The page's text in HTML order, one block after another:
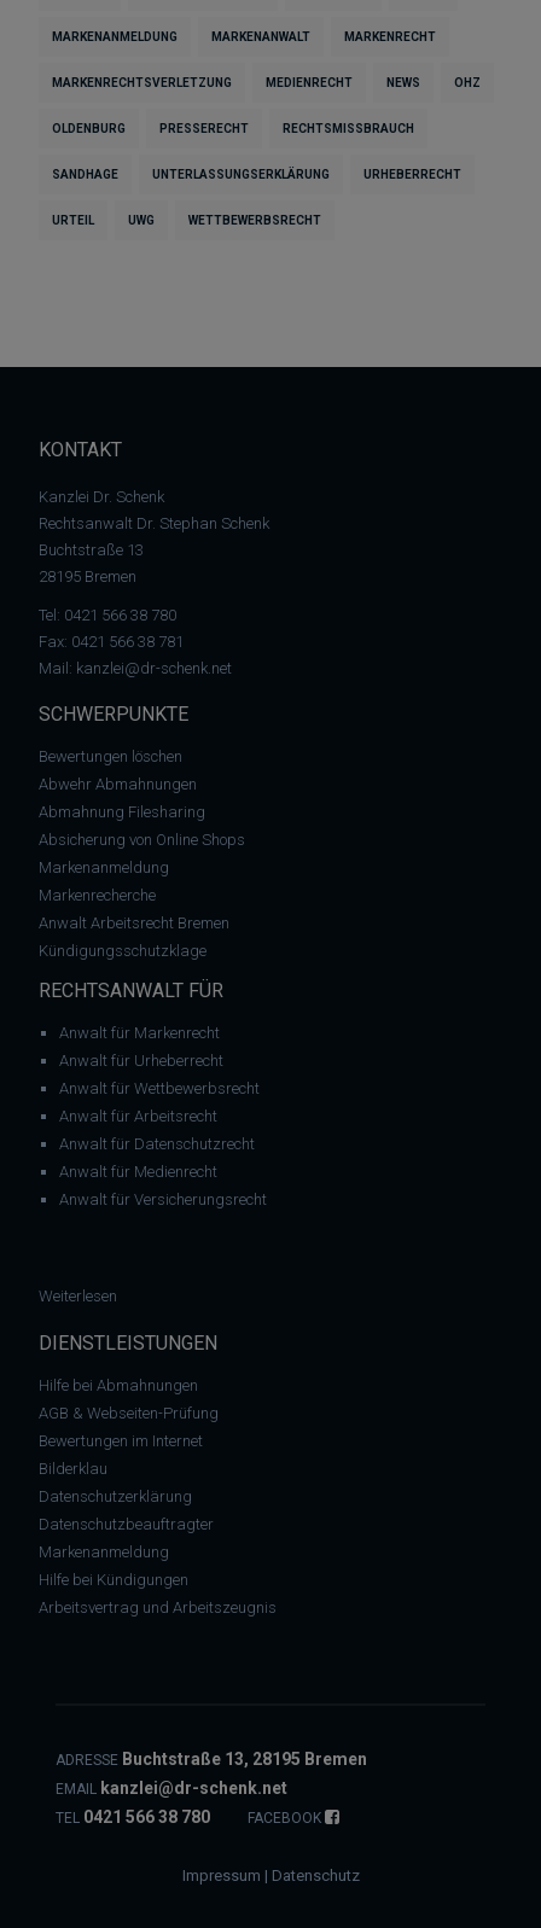
MARKENANMELDUNG MARKENANWALT MARKENRECHT
MARKENRECHTSVERLETZUNG MEDIENRECHT NEWS OHZ
OLDENBURG PRESSERECHT RECHTSMISSBRAUCH
SANDHAGE UNTERLASSUNGSERKLÄRUNG URHEBERRECHT
URTEIL UWG WETTBEWERBSRECHT
KONTAKT
Kanzlei Dr. Schenk
Rechtsanwalt Dr. Stephan Schenk
Buchtstraße 13
28195 Bremen
Tel: 0421 566 38 780
Fax: 0421 566 38 781
Mail: kanzlei@dr-schenk.net
SCHWERPUNKTE
Bewertungen löschen
Abwehr Abmahnungen
Abmahnung Filesharing
Absicherung von Online Shops
Markenanmeldung
Markenrecherche
Anwalt Arbeitsrecht Bremen
Kündigungsschutzklage
RECHTSANWALT FÜR
Anwalt für Markenrecht
Anwalt für Urheberrecht
Anwalt für Wettbewerbsrecht
Anwalt für Arbeitsrecht
Anwalt für Datenschutzrecht
Anwalt für Medienrecht
Anwalt für Versicherungsrecht
Weiterlesen
DIENSTLEISTUNGEN
Hilfe bei Abmahnungen
AGB & Webseiten-Prüfung
Bewertungen im Internet
Bilderklau
Datenschutzerklärung
Datenschutzbeauftragter
Markenanmeldung
Hilfe bei Kündigungen
Arbeitsvertrag und Arbeitszeugnis
ADRESSE Buchtstraße 13, 28195 Bremen
EMAIL kanzlei@dr-schenk.net
TEL 0421 566 38 780 FACEBOOK
Impressum | Datenschutz